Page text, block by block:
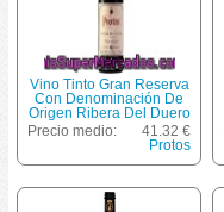
Vino Tinto Gran Reserva
Con Denominación De
Origen Ribera Del Duero
Protos Botella De 75
Precio medio:
41.32 €
Protos